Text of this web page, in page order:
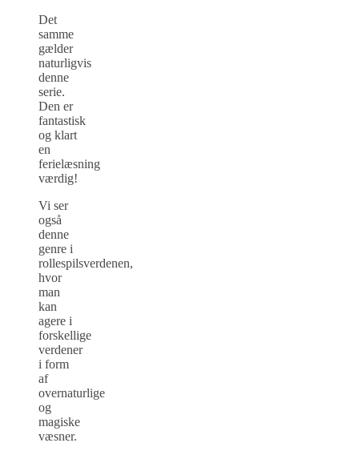
Det
samme
gælder
naturligvis
denne
serie.
Den er
fantastisk
og klart
en
ferielæsning
værdig!
Vi ser
også
denne
genre i
rollespilsverdenen,
hvor
man
kan
agere i
forskellige
verdener
i form
af
overnaturlige
og
magiske
væsner.